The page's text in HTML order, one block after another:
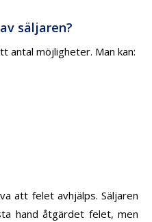
säljaren?
antal möjligheter. Man kan:
att felet avhjälps. Säljaren
hand åtgärdet felet, men